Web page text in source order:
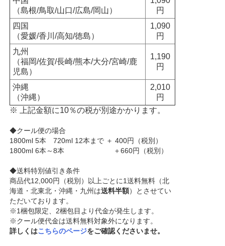
（島根/鳥取/山口/広島/岡山）
円
四国
（愛媛/香川/高知/徳島）
1,090
円
九州
（福岡/佐賀/長崎/熊本/大分/宮崎/鹿
児島）
1,190
円
沖縄
（沖縄）
2,010
円
※ 上記金額に10％の税が別途かかります。
◆クール便の場合
1800ml 5本 720ml 12本まで ＋ 400円（税別）
1800ml 6本～8本 ＋660円（税別）
◆送料特別値引き条件
商品代12,000円（税別）以上ごとに1送料無料（北
海道・北東北・沖縄・九州は送料半額）とさせてい
ただいております。
※1梱包限定、2梱包目より代金が発生します。
※クール便代金は送料無料対象外になります。
詳しくはこちらのページをご確認くださいませ。